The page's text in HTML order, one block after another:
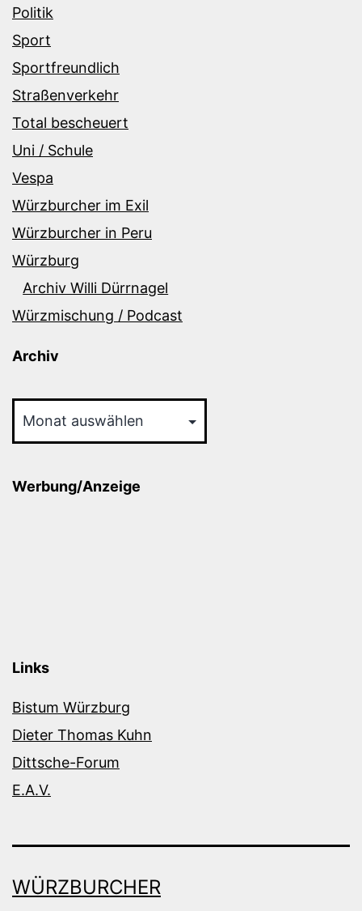
Politik
Sport
Sportfreundlich
Straßenverkehr
Total bescheuert
Uni / Schule
Vespa
Würzburcher im Exil
Würzburcher in Peru
Würzburg
Archiv Willi Dürrnagel
Würzmischung / Podcast
Archiv
Werbung/Anzeige
Links
Bistum Würzburg
Dieter Thomas Kuhn
Dittsche-Forum
E.A.V.
WÜRZBURCHER